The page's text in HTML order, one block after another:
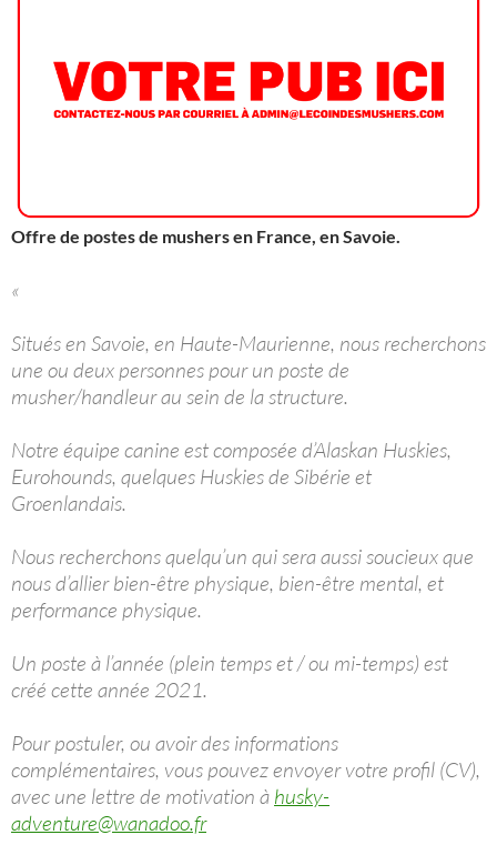
Offre de postes de mushers en France, en Savoie.
«
Situés en Savoie, en Haute-Maurienne, nous recherchons
une ou deux personnes pour un poste de
musher/handleur au sein de la structure.
Notre équipe canine est composée d’Alaskan Huskies,
Eurohounds, quelques Huskies de Sibérie et
Groenlandais.
Nous recherchons quelqu’un qui sera aussi soucieux que
nous d’allier bien-être physique, bien-être mental, et
performance physique.
Un poste à l’année (plein temps et / ou mi-temps) est
créé cette année 2021.
Pour postuler, ou avoir des informations
complémentaires, vous pouvez envoyer votre profil (CV),
avec une lettre de motivation à husky-
adventure@wanadoo.fr